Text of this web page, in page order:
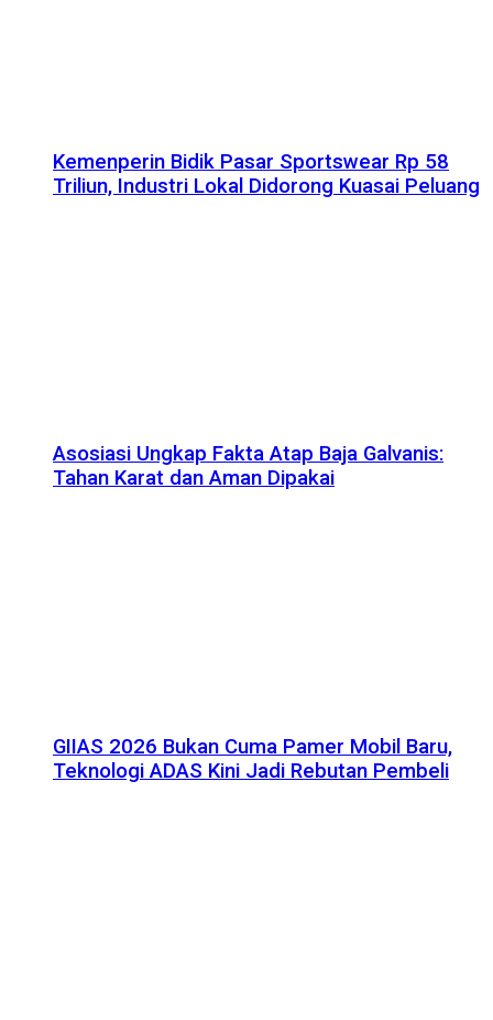
Kemenperin Bidik Pasar Sportswear Rp 58
Triliun, Industri Lokal Didorong Kuasai Peluang
Asosiasi Ungkap Fakta Atap Baja Galvanis:
Tahan Karat dan Aman Dipakai
GIIAS 2026 Bukan Cuma Pamer Mobil Baru,
Teknologi ADAS Kini Jadi Rebutan Pembeli